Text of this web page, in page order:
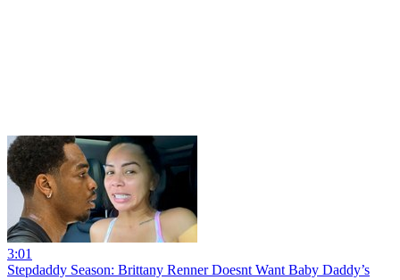
3:01
Stepdaddy Season: Brittany Renner Doesnt Want Baby Daddy’s